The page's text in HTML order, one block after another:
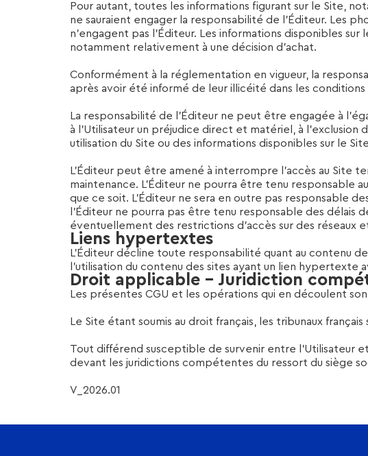
Pour autant, toutes les informations figurant sur le Site,
ne sauraient engager la responsabilité de l’Éditeur. Les
n’engagent pas l’Éditeur. Les informations disponibles
notamment relativement à une décision d’achat.
Conformément à la réglementation en vigueur, la
après avoir été informé de leur illicéité dans les
La responsabilité de l’Éditeur ne peut être engagée à
à l’Utilisateur un préjudice direct et matériel, à
utilisation du Site ou des informations disponibles sur le
L’Éditeur peut être amené à interrompre l’accès au Site
maintenance. L’Éditeur ne pourra être tenu responsable
que ce soit. L’Éditeur ne sera en outre pas responsable
l’Éditeur ne pourra pas être tenu responsable des délais
éventuellement des restrictions d’accès sur des réseaux
Liens hypertextes
L’Éditeur décline toute responsabilité quant au contenu
l’utilisation du contenu des sites ayant un lien hypertexte
Droit applicable – Juridiction
Les présentes CGU et les opérations qui en découlent
Le Site étant soumis au droit français, les tribunaux
Tout différend susceptible de survenir entre l’Utilisateur
devant les juridictions compétentes du ressort du siège
V_2026.01